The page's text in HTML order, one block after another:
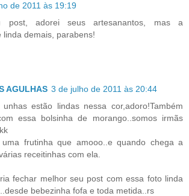
de 2011 às 19:19
post, adorei seus artesanantos, mas a
linda demais, parabens!
AGULHAS 3 de julho de 2011 às 20:44
unhas estão lindas nessa cor,adoro!Também
essa bolsinha de morango..somos irmãs
frutinha que amooo..e quando chega a
receitinhas com ela.
fechar melhor seu post com essa foto linda
bebezinha fofa e toda metida..rs